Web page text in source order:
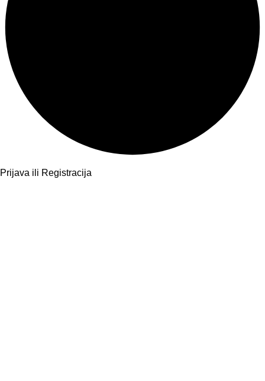
Prijava ili Registracija